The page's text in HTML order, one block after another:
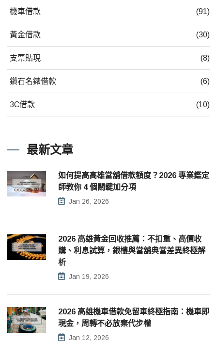
機車借款 (91)
黃金借款 (30)
支票貼現 (8)
鑽石名錶借款 (6)
3C借款 (10)
最新文章
如何提高高雄當舖借款額度？2026 專業鑑定
師教你 4 個關鍵加分項
Jan 26, 2026
2026 高雄黃金回收推薦：不扣重、高價收
購、利息試算，銀樓與當舖典當差異終極解
析
Jan 19, 2026
2026 高雄機車借款免留車終極指南：機車即
現金，周轉不必放棄代步權
Jan 12, 2026